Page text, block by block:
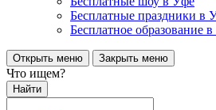
Бесплатные праздники в
Бесплатное образование
Открыть меню Закрыть меню
Что ищем?
Найти